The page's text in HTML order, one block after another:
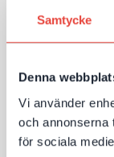
Samtycke
Denna
Vi använder
och annonserna
för sociala
nya riktlinjer
Många
nya sidor?
tidigare?
för AI‑sök –
redan skapar
Till nyheten